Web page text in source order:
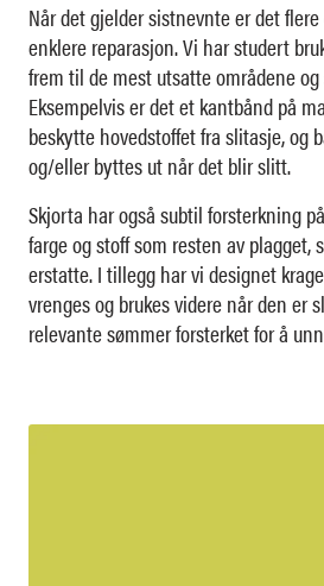
Når det gjelder sistnevnte er det
enklere reparasjon. Vi har studert
frem til de mest utsatte områdene
Eksempelvis er det et kantbånd på
beskytte hovedstoffet fra slitasje, og
og/eller byttes ut når det blir slitt.
Skjorta har også subtil forsterkning
farge og stoff som resten av plagget,
erstatte. I tillegg har vi designet
vrenges og brukes videre når den er
relevante sømmer forsterket for å